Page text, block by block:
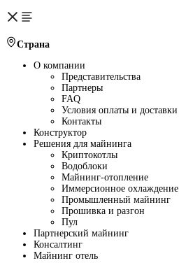
Страна
О компании
Представительства
Партнеры
FAQ
Условия оплаты и доставки
Контакты
Конструктор
Решения для майнинга
Криптокотлы
Водоблоки
Майнинг-отопление
Иммерсионное охлаждение
Промышленный майнинг
Прошивка и разгон
Пул
Партнерский майнинг
Консалтинг
Майнинг отель